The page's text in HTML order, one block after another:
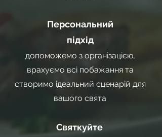
Персональний
підхід
допоможемо з організацією,
врахуємо всі побажання та
створимо ідеальний сценарій для
вашого свята
Святкуйте